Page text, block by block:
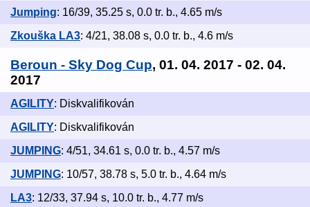
Jumping: 16/39, 35.25 s, 0.0 tr. b., 4.65 m/s
Zkouška LA3: 4/21, 38.08 s, 0.0 tr. b., 4.6 m/s
Beroun - Sky Dog Cup, 01. 04. 2017 - 02. 04.
2017
AGILITY: Diskvalifikován
AGILITY: Diskvalifikován
JUMPING: 4/51, 34.61 s, 0.0 tr. b., 4.57 m/s
JUMPING: 10/57, 38.78 s, 5.0 tr. b., 4.64 m/s
LA3: 12/33, 37.94 s, 10.0 tr. b., 4.77 m/s